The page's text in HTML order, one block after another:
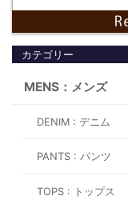
カテゴリー
MENS：メンズ
DENIM : デニム
PANTS : パンツ
TOPS : トップス